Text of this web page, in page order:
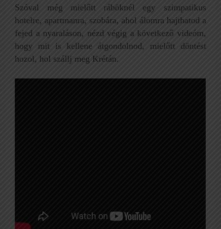
Szóval még mielőtt ráböknél egy szimpatikus
hotelre, apartmanra, szobára, ahol álomra hajthatod a
fejed a nyaraláson, nézd végig a következő videóm,
hogy mit is kellene átgondolnod, mielőtt döntést
hozol, hol szállj meg Krétán.